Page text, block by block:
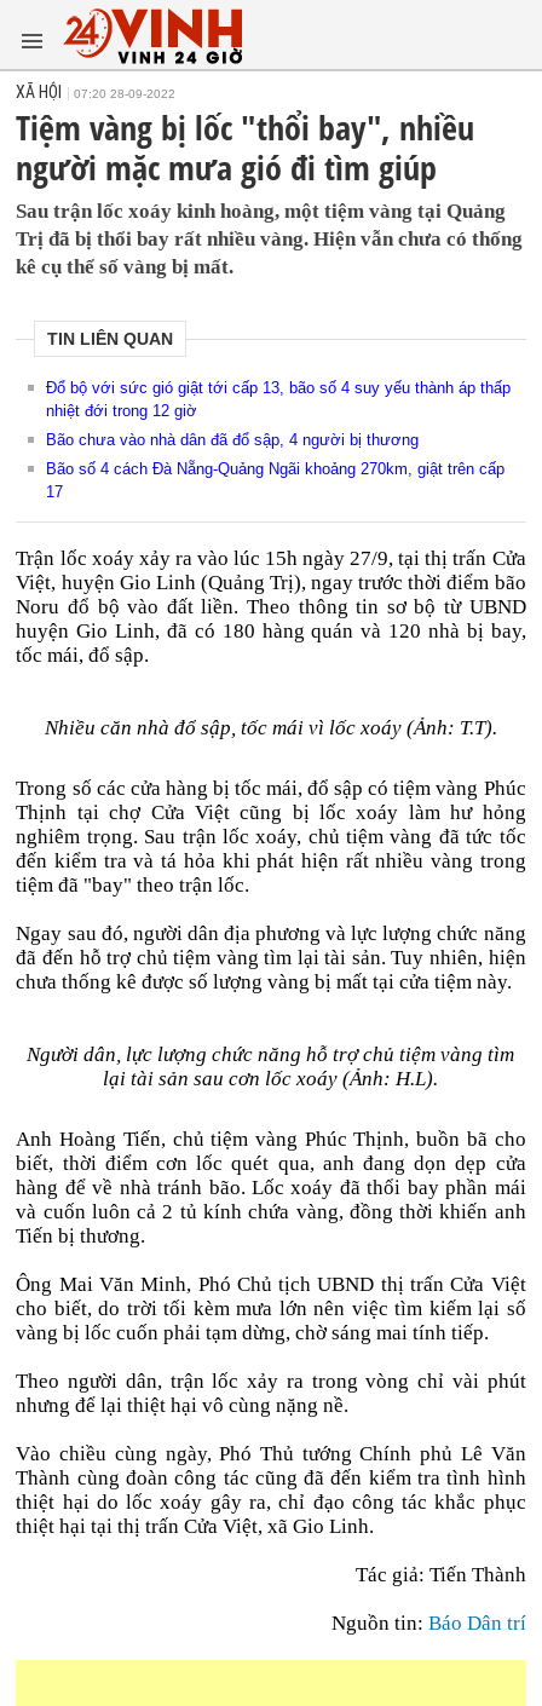
XÃ HỘI 07:20 28-09-2022
Tiệm vàng bị lốc "thổi bay", nhiều
người mặc mưa gió đi tìm giúp
Sau trận lốc xoáy kinh hoàng, một tiệm vàng tại Quảng
Trị đã bị thổi bay rất nhiều vàng. Hiện vẫn chưa có thống
kê cụ thể số vàng bị mất.
TIN LIÊN QUAN
Đổ bộ với sức gió giật tới cấp 13, bão số 4 suy yếu thành áp thấp
nhiệt đới trong 12 giờ
Bão chưa vào nhà dân đã đổ sập, 4 người bị thương
Bão số 4 cách Đà Nẵng-Quảng Ngãi khoảng 270km, giật trên cấp
17
Trận lốc xoáy xảy ra vào lúc 15h ngày 27/9, tại thị trấn Cửa
Việt, huyện Gio Linh (Quảng Trị), ngay trước thời điểm bão
Noru đổ bộ vào đất liền. Theo thông tin sơ bộ từ UBND
huyện Gio Linh, đã có 180 hàng quán và 120 nhà bị bay,
tốc mái, đổ sập.
Nhiều căn nhà đổ sập, tốc mái vì lốc xoáy (Ảnh: T.T).
Trong số các cửa hàng bị tốc mái, đổ sập có tiệm vàng Phúc
Thịnh tại chợ Cửa Việt cũng bị lốc xoáy làm hư hỏng
nghiêm trọng. Sau trận lốc xoáy, chủ tiệm vàng đã tức tốc
đến kiểm tra và tá hỏa khi phát hiện rất nhiều vàng trong
tiệm đã "bay" theo trận lốc.
Ngay sau đó, người dân địa phương và lực lượng chức năng
đã đến hỗ trợ chủ tiệm vàng tìm lại tài sản. Tuy nhiên, hiện
chưa thống kê được số lượng vàng bị mất tại cửa tiệm này.
Người dân, lực lượng chức năng hỗ trợ chủ tiệm vàng tìm
lại tài sản sau cơn lốc xoáy (Ảnh: H.L).
Anh Hoàng Tiến, chủ tiệm vàng Phúc Thịnh, buồn bã cho
biết, thời điểm cơn lốc quét qua, anh đang dọn dẹp cửa
hàng để về nhà tránh bão. Lốc xoáy đã thổi bay phần mái
và cuốn luôn cả 2 tủ kính chứa vàng, đồng thời khiến anh
Tiến bị thương.
Ông Mai Văn Minh, Phó Chủ tịch UBND thị trấn Cửa Việt
cho biết, do trời tối kèm mưa lớn nên việc tìm kiếm lại số
vàng bị lốc cuốn phải tạm dừng, chờ sáng mai tính tiếp.
Theo người dân, trận lốc xảy ra trong vòng chỉ vài phút
nhưng để lại thiệt hại vô cùng nặng nề.
Vào chiều cùng ngày, Phó Thủ tướng Chính phủ Lê Văn
Thành cùng đoàn công tác cũng đã đến kiểm tra tình hình
thiệt hại do lốc xoáy gây ra, chỉ đạo công tác khắc phục
thiệt hại tại thị trấn Cửa Việt, xã Gio Linh.
Tác giả: Tiến Thành
Nguồn tin: Báo Dân trí